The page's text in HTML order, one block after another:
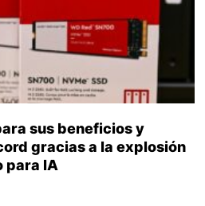
sus beneficios y
gracias a la explosión
para IA